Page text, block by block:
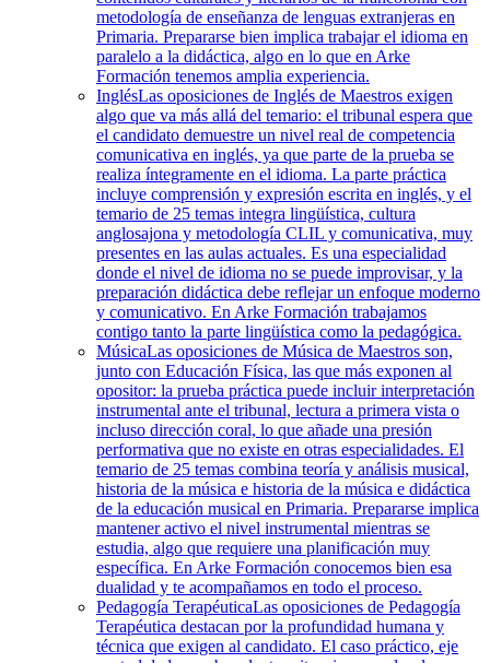
metodología de enseñanza de lenguas extranjeras en
Primaria. Prepararse bien implica trabajar el idioma en
paralelo a la didáctica, algo en lo que en Arke
Formación tenemos amplia experiencia.
InglésLas oposiciones de Inglés de Maestros exigen
algo que va más allá del temario: el tribunal espera que
el candidato demuestre un nivel real de competencia
comunicativa en inglés, ya que parte de la prueba se
realiza íntegramente en el idioma. La parte práctica
incluye comprensión y expresión escrita en inglés, y el
temario de 25 temas integra lingüística, cultura
anglosajona y metodología CLIL y comunicativa, muy
presentes en las aulas actuales. Es una especialidad
donde el nivel de idioma no se puede improvisar, y la
preparación didáctica debe reflejar un enfoque moderno
y comunicativo. En Arke Formación trabajamos
contigo tanto la parte lingüística como la pedagógica.
MúsicaLas oposiciones de Música de Maestros son,
junto con Educación Física, las que más exponen al
opositor: la prueba práctica puede incluir interpretación
instrumental ante el tribunal, lectura a primera vista o
incluso dirección coral, lo que añade una presión
performativa que no existe en otras especialidades. El
temario de 25 temas combina teoría y análisis musical,
historia de la música e historia de la música e didáctica
de la educación musical en Primaria. Prepararse implica
mantener activo el nivel instrumental mientras se
estudia, algo que requiere una planificación muy
específica. En Arke Formación conocemos bien esa
dualidad y te acompañamos en todo el proceso.
Pedagogía TerapéuticaLas oposiciones de Pedagogía
Terapéutica destacan por la profundidad humana y
técnica que exigen al candidato. El caso práctico, eje